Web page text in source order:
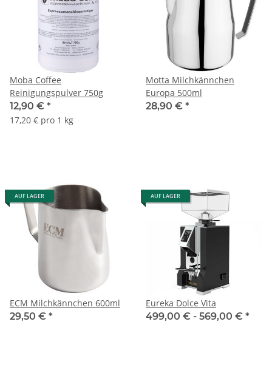
Moba Coffee
Reinigungspulver 750g
12,90 € *
17,20 € pro 1 kg
Motta Milchkännchen
Europa 500ml
28,90 € *
AUF LAGER
ECM Milchkännchen 600ml
29,50 € *
AUF LAGER
Eureka Dolce Vita
499,00 € - 569,00 € *